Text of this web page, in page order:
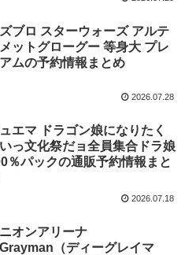
ブロ スターウォーズ アルテ
ットグローグー 等身大 プレ
ムの予約情報まとめ
2026.07.28
エマ ドラゴン娘になりたく
っ文化祭だョ全員集合ドラ娘
％パックの通販予約情報まと
2026.07.18
オンアリーナ
（ディーグレイマ